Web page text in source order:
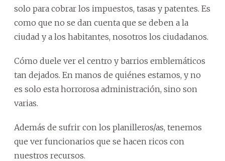
solo para cobrar los impuestos, tasas y patentes. Es
como que no se dan cuenta que se deben a la
ciudad y a los habitantes, nosotros los ciudadanos.
Cómo duele ver el centro y barrios emblemáticos
tan dejados. En manos de quiénes estamos, y no
es solo esta horrorosa administración, sino son
varias.
Además de sufrir con los planilleros/as, tenemos
que ver funcionarios que se hacen ricos con
nuestros recursos.